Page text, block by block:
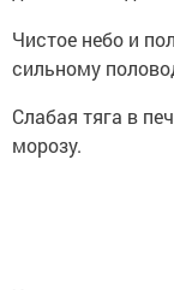
Чистое небо и
сильному
Слабая тяга в
морозу.